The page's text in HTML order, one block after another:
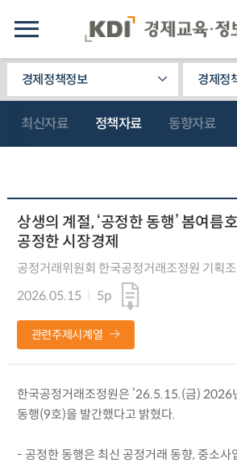
경제정책정보 경제정
최신자료 정책자료 동향자료
상생의 계절, ‘공정한 동행’ 봄여름
공정한 시장경제
공정거래위원회 한국공정거래조정원 기획
2026.05.15
5p
관련주제시계열
한국공정거래조정원은 ’26.5.15.(금) 2026
동행(9호)을 발간했다고 밝혔다.
- 공정한 동행은 최신 공정거래 동향, 중소사